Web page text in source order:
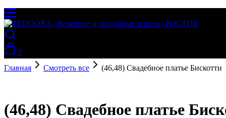
0
Главная
Смотреть все (46,48) Свадебное платье Бискотти
(46,48) Свадебное платье